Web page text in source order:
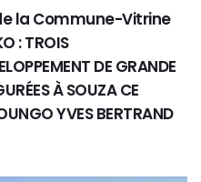
la Commune-Vitrine
: TROIS
DE GRANDE
À SOUZA CE
YVES BERTRAND